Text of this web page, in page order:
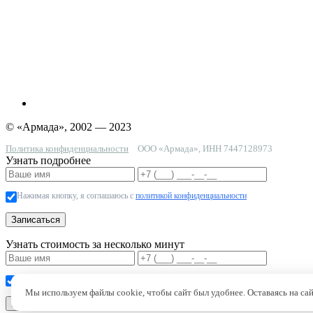
© «Армада», 2002 — 2023
Политика конфиденциальности ООО «Армада», ИНН 7447128973
Узнать подробнее
Нажимая кнопку, я соглашаюсь с политикой конфиденциальности
Записаться
Узнать стоимость за несколько минут
Узнать стоимость
Мы используем файлы cookie, чтобы сайт был удобнее. Оставаясь на